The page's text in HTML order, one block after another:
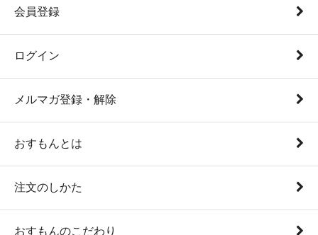
会員登録
ログイン
メルマガ登録・解除
おすもんとは
注文のしかた
おすもんのこだわり